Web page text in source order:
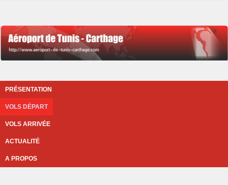
PRÉSENTATION
VOLS DÉPART
VOLS ARRIVÉE
ACTUALITÉ
A PROPOS